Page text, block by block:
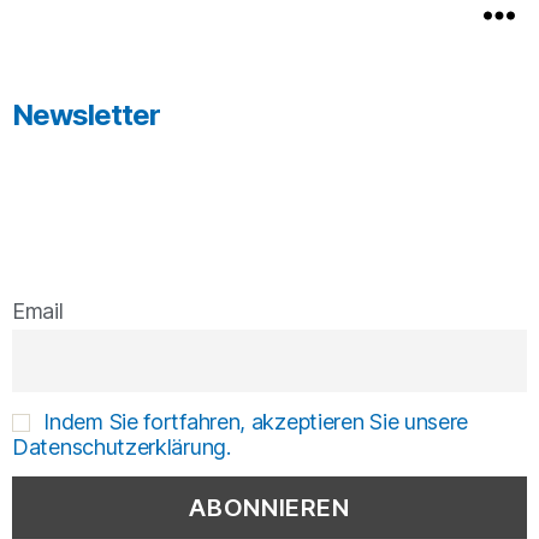
Newsletter
Email
Indem Sie fortfahren, akzeptieren Sie unsere
Datenschutzerklärung.